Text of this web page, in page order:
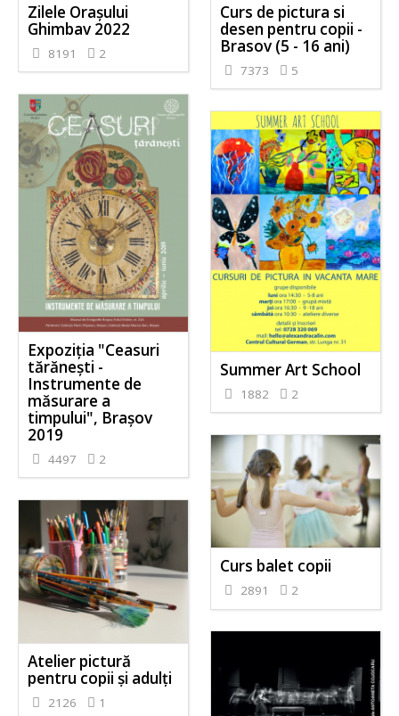
Zilele Orașului
Ghimbav 2022
8191 2
Curs de pictura si
desen pentru copii -
Brasov (5 - 16 ani)
7373 5
Expoziția "Ceasuri
tărănești -
Instrumente de
măsurare a
timpului", Brașov
2019
4497 2
Summer Art School
1882 2
Curs balet copii
2891 2
Atelier pictură
pentru copii și adulți
2126 1